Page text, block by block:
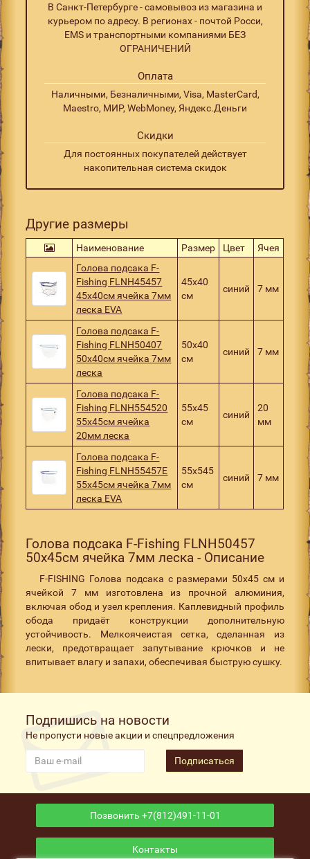
В Санкт-Петербурге - самовывоз из магазина и
курьером по адресу. В регионах - почтой Росси,
EMS и транспортными компаниями БЕЗ
ОГРАНИЧЕНИЙ
Оплата
Наличными, Безналичными, Visa, MasterCard,
Maestro, МИР, WebMoney, Яндекс.Деньги
Скидки
Для постоянных покупателей действует
накопительная система скидок
Другие размеры
Наименование Размер Цвет
Ячея
Голова подсака F-
Fishing FLNH45457
45х40см ячейка 7мм
леска EVA
45x40
см
синий 7 мм
Голова подсака F-
Fishing FLNH50407
50х40см ячейка 7мм
леска
50x40
см
синий 7 мм
Голова подсака F-
Fishing FLNH554520
55х45см ячейка
20мм леска
55x45
см
синий
20
мм
Голова подсака F-
Fishing FLNH55457E
55х45см ячейка 7мм
леска EVA
55x545
см
синий 7 мм
Голова подсака F-Fishing FLNH50457
50х45см ячейка 7мм леска - Описание
F-FISHING Голова подсака с размерами 50х45 см и
ячейкой 7 мм изготовлена из прочной алюминия,
включая обод и узел крепления. Каплевидный профиль
обода придаёт конструкции дополнительную
устойчивость. Мелкоячеистая сетка, сделанная из
лески, предотвращает запутывание крючков и не
впитывает влагу и запахи, обеспечивая быструю сушку.
Подпишись на новости
Не пропусти новые акции и спецпредложения
Подписаться
Позвонить +7(812)491-11-01
Контакты